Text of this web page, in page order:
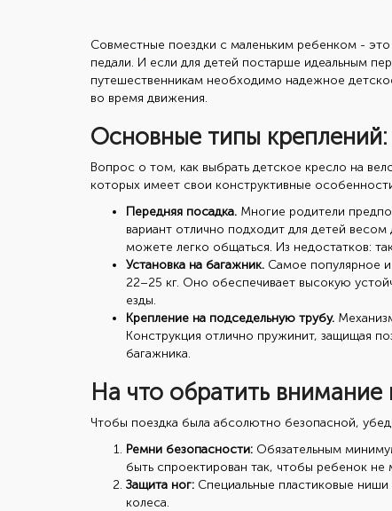
Совместные поездки с маленьким ребенком -
педали. И если для детей постарше идеальным
путешественникам необходимо надежное
во время движения.
Основные типы
Вопрос о том, как выбрать детское кресло на
которых имеет свои конструктивные
Передняя посадка. Многие родители
вариант отлично подходит для детей
можете легко общаться. Из недостатков:
Установка на багажник. Самое популярное
22–25 кг. Оно обеспечивает высокую
езды.
Крепление на подседельную трубу.
Конструкция отлично пружинит, защищая
багажника.
На что обратить внимание
Чтобы поездка была абсолютно безопасной,
Ремни безопасности: Обязательным
быть спроектирован так, чтобы ребенок не
Защита ног: Специальные пластиковые
колеса.